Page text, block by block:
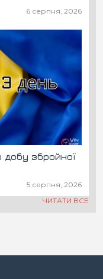
6 серпня, 2026
добу збройної
5 серпня, 2026
ЧИТАТИ ВСЕ